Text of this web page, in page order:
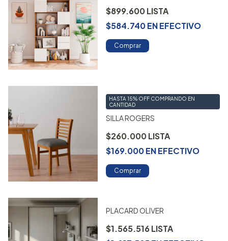
$899.600
$584.740ENEFECTIVO
Comprar
SILLA ROGERS
$260.000
HASTA 15% OFF COMPRANDO EN
CANTIDAD
$169.000ENEFECTIVO
Comprar
PLACARD OLIVER
$1.565.516